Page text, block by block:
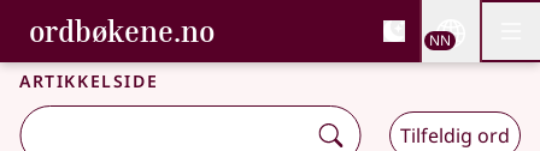
Gå til hovudinnhald
Tilgjenge
ordbøkene.no, Bokmålsordboka og
Bokmålsordboka og Nynorskordboka
NN
Artikkelside
Tilfeldig ord